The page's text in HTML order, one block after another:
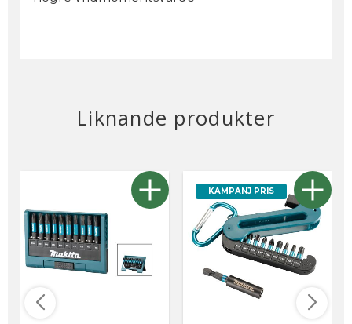
Liknande produkter
KAMPANJ PRIS